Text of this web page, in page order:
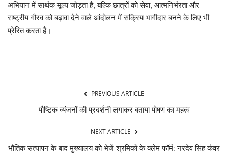
अभियान में सार्थक मूल्य जोड़ता है, बल्कि छात्रों को सेवा, आत्मनिर्भरता और
राष्ट्रीय गौरव को बढ़ावा देने वाले आंदोलन में सक्रिय भागीदार बनने के लिए भी
प्रेरित करता है।
PREVIOUS ARTICLE
पौष्टिक व्यंजनों की प्रदर्शनी लगाकर बताया पोषण का महत्व
NEXT ARTICLE
भौतिक सत्यापन के बाद मुख्यालय को भेजें श्रमिकों के क्लेम फॉर्म: नरदेव सिंह कंवर